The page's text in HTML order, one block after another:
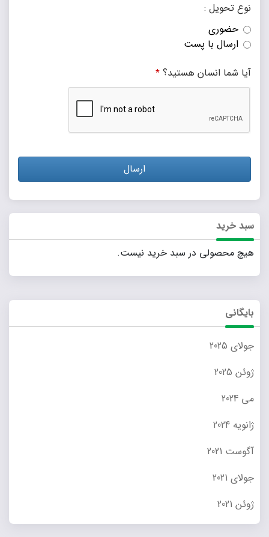
نوع تحویل :
حضوری
ارسال با پست
آیا شما انسان هستید؟ *
ارسال
این
قسمت
نباید
خالی
رها
سبد خرید
هیچ محصولی در سبد خرید نیست.
بایگانی
جولای 2025
ژوئن 2025
می 2024
ژانویه 2024
آگوست 2021
جولای 2021
ژوئن 2021